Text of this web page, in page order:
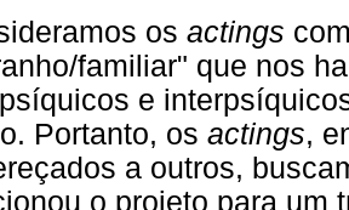
os actings
familiar" que nos
e
Portanto, os actings,
a outros,
o projeto para um